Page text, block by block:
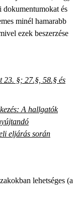
dokumentumokat és
minél hamarabb
ezek beszerzése
23. §; 27.§, 58.§ és
A hallgatók
eljárás során
lehetséges (a